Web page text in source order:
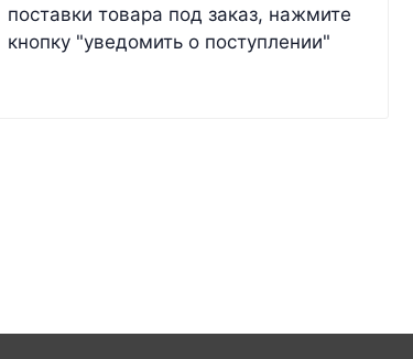
поставки товара под заказ, нажмите
кнопку "уведомить о поступлении"